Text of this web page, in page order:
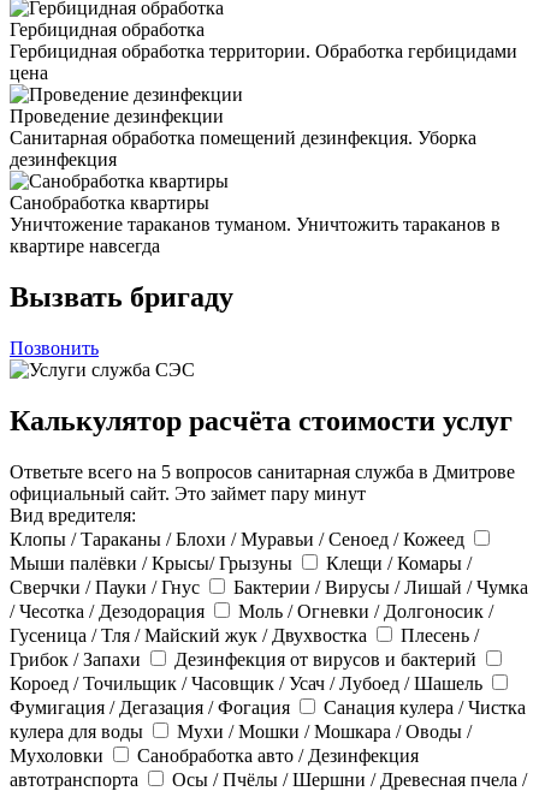
Гербицидная обработка
Гербицидная обработка территории. Обработка гербицидами
цена
Проведение дезинфекции
Санитарная обработка помещений дезинфекция. Уборка
дезинфекция
Санобработка квартиры
Уничтожение тараканов туманом. Уничтожить тараканов в
квартире навсегда
Вызвать бригаду
Позвонить
Калькулятор расчёта стоимости услуг
Ответьте всего на 5 вопросов санитарная служба в Дмитрове
официальный сайт. Это займет пару минут
Вид вредителя:
Клопы / Тараканы / Блохи / Муравьи / Сеноед / Кожеед
Мыши палёвки / Крысы/ Грызуны
Клещи / Комары /
Сверчки / Пауки / Гнус
Бактерии / Вирусы / Лишай / Чумка
/ Чесотка / Дезодорация
Моль / Огневки / Долгоносик /
Гусеница / Тля / Майский жук / Двухвостка
Плесень /
Грибок / Запахи
Дезинфекция от вирусов и бактерий
Короед / Точильщик / Часовщик / Усач / Лубоед / Шашель
Фумигация / Дегазация / Фогация
Санация кулера / Чистка
кулера для воды
Мухи / Мошки / Мошкара / Оводы /
Мухоловки
Санобработка авто / Дезинфекция
автотранспорта
Осы / Пчёлы / Шершни / Древесная пчела /